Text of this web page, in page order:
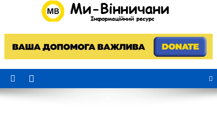
Ми Вінничани